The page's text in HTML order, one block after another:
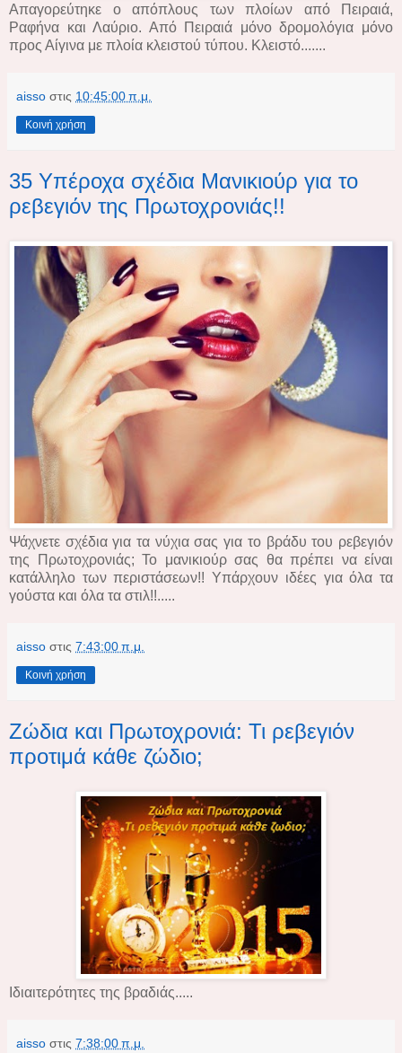
Aπαγορεύτηκε ο απόπλους των πλοίων από Πειραιά,
Ραφήνα και Λαύριο. Από Πειραιά μόνο δρομολόγια μόνο
προς Αίγινα με πλοία κλειστού τύπου. Κλειστό.......
aisso στις 10:45:00 π.μ.
Κοινή χρήση
35 Υπέροχα σχέδια Μανικιούρ για το
ρεβεγιόν της Πρωτοχρονιάς!!
Ψάχνετε σχέδια για τα νύχια σας για το βράδυ του ρεβεγιόν
της Πρωτοχρονιάς; Το μανικιούρ σας θα πρέπει να είναι
κατάλληλο των περιστάσεων!! Υπάρχουν ιδέες για όλα τα
γούστα και όλα τα στιλ!!.....
aisso στις 7:43:00 π.μ.
Κοινή χρήση
Ζώδια και Πρωτοχρονιά: Τι ρεβεγιόν
προτιμά κάθε ζώδιο;
Iδιαιτερότητες της βραδιάς.....
aisso στις 7:38:00 π.μ.